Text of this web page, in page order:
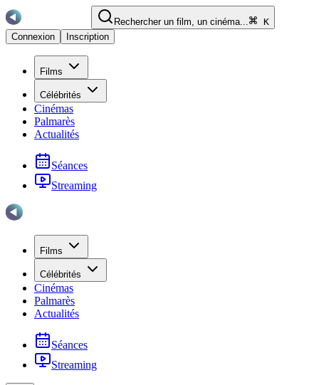
Rechercher un film, un cinéma...
K
Connexion
Inscription
Films
Célébrités
Cinémas
Palmarès
Actualités
Séances
Streaming
Films
Célébrités
Cinémas
Palmarès
Actualités
Séances
Streaming